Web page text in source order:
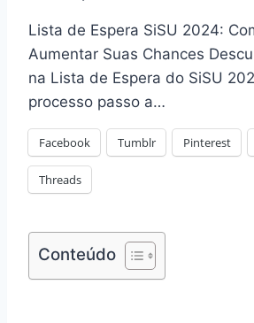
Lista de Espera SiSU 2024:
Aumentar Suas Chances
na Lista de Espera do SiSU
processo passo a…
Facebook Tumblr Pinterest
Threads
Conteúdo